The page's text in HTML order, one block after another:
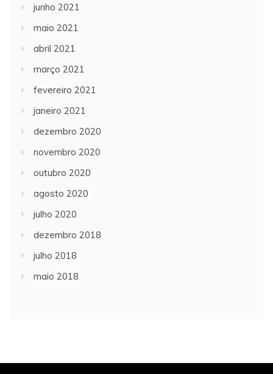
junho 2021
maio 2021
abril 2021
março 2021
fevereiro 2021
janeiro 2021
dezembro 2020
novembro 2020
outubro 2020
agosto 2020
julho 2020
dezembro 2018
julho 2018
maio 2018